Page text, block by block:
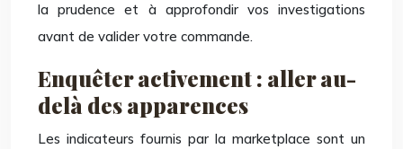
la prudence et à approfondir vos investigations
avant de valider votre commande.
Enquêter activement : aller au-
delà des apparences
Les indicateurs fournis par la marketplace sont un